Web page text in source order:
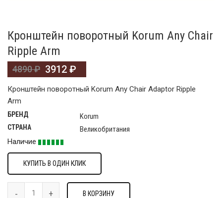
Кронштейн поворотный Korum Any Chair
Ripple Arm
4890₽ 3912 ₽
Кронштейн поворотный Korum Any Chair Adaptor Ripple
Arm
БРЕНД Korum
СТРАНА
Великобритания
Наличие
КУПИТЬ В ОДИН КЛИК
В КОРЗИНУ